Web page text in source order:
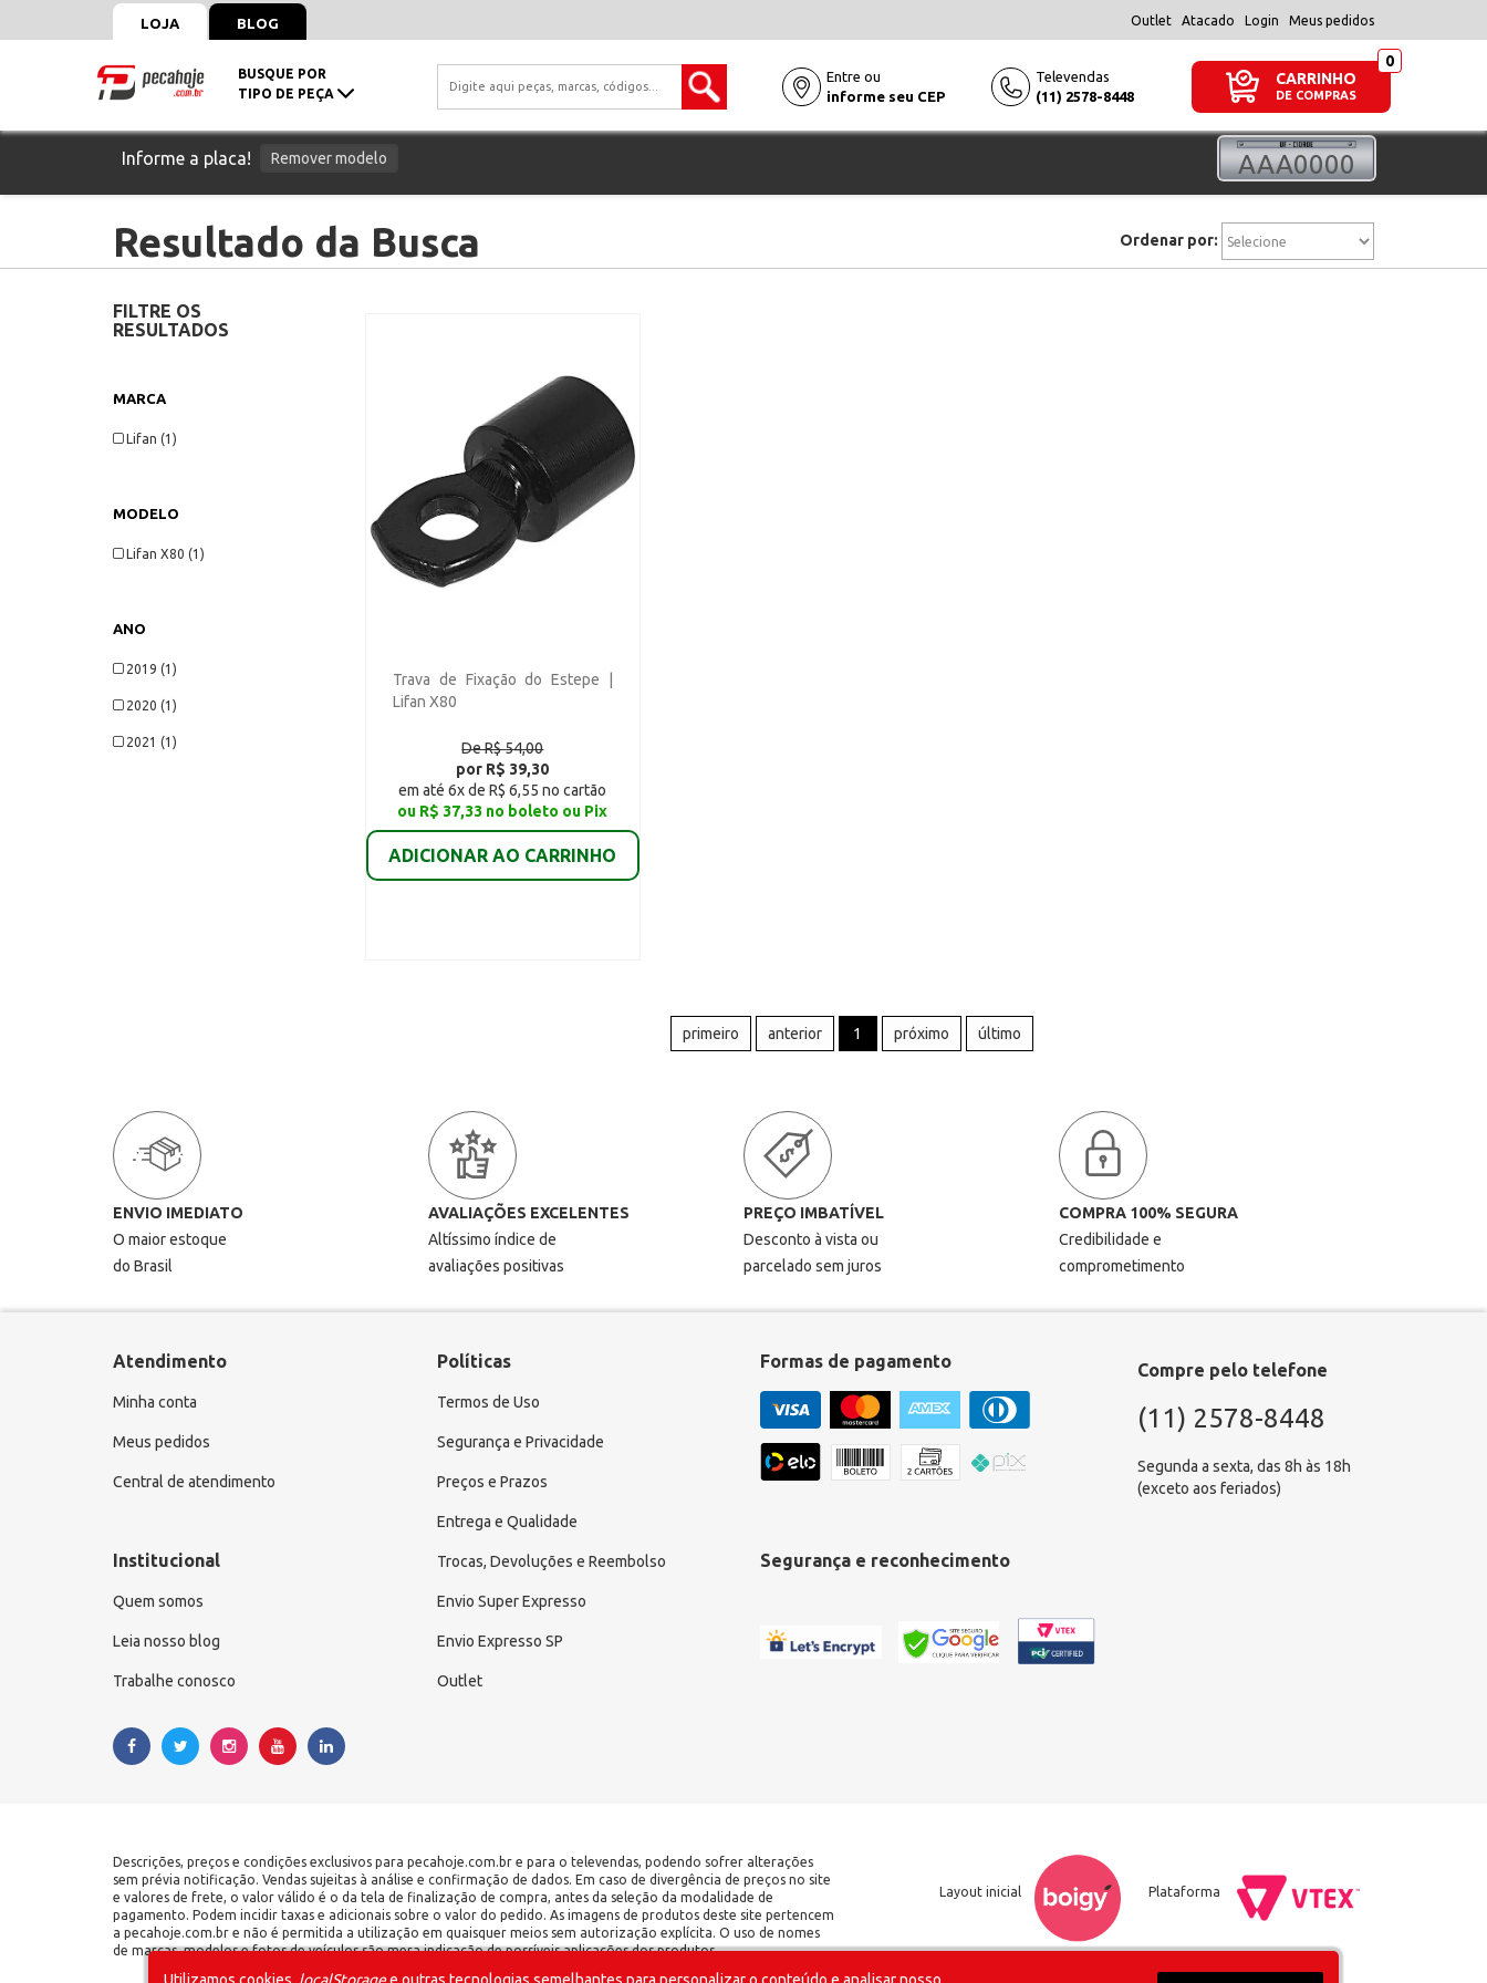
LOJA BLOG Outlet Atacado Login Meus pedidos
BUSQUE POR
TIPO DE PEÇA
Entre ou
informe seu CEP
Televendas
(11) 2578-8448
CARRINHO
DE COMPRAS
Informe a placa! Remover modelo
Resultado da Busca Ordenar por:
FILTRE OS
RESULTADOS
MARCA
Lifan (1)
MODELO
Lifan X80 (1)
ANO
2019 (1)
2020 (1)
2021 (1)
Trava de Fixação do Estepe |
Lifan X80
De R$ 54,00
por R$ 39,30
em até 6x de R$ 6,55 no cartão
ou R$ 37,33 no boleto ou Pix
ADICIONAR AO CARRINHO
primeiro anterior 1 próximo último
ENVIO IMEDIATO
O maior estoque
do Brasil
AVALIAÇÕES EXCELENTES
Altíssimo índice de
avaliações positivas
PREÇO IMBATÍVEL
Desconto à vista ou
parcelado sem juros
COMPRA 100% SEGURA
Credibilidade e
comprometimento
Atendimento
Minha conta
Meus pedidos
Central de atendimento
Institucional
Quem somos
Leia nosso blog
Trabalhe conosco
Políticas
Termos de Uso
Segurança e Privacidade
Preços e Prazos
Entrega e Qualidade
Trocas, Devoluções e Reembolso
Envio Super Expresso
Envio Expresso SP
Outlet
Formas de pagamento Compre pelo telefone
(11) 2578-8448
Segunda a sexta, das 8h às 18h
(exceto aos feriados)
Segurança e reconhecimento
Descrições, preços e condições exclusivos para pecahoje.com.br e para o televendas, podendo sofrer alterações
sem prévia notificação. Vendas sujeitas à análise e confirmação de dados. Em caso de divergência de preços no site
e valores de frete, o valor válido é o da tela de finalização de compra, antes da seleção da modalidade de
pagamento. Podem incidir taxas e adicionais sobre o valor do pedido. As imagens de produtos deste site pertencem
a pecahoje.com.br e não é permitida a utilização em quaisquer meios sem autorização explícita. O uso de nomes
de marcas, modelos e fotos de veículos são mera indicação de possíveis aplicações dos produtos.
Layout inicial Plataforma